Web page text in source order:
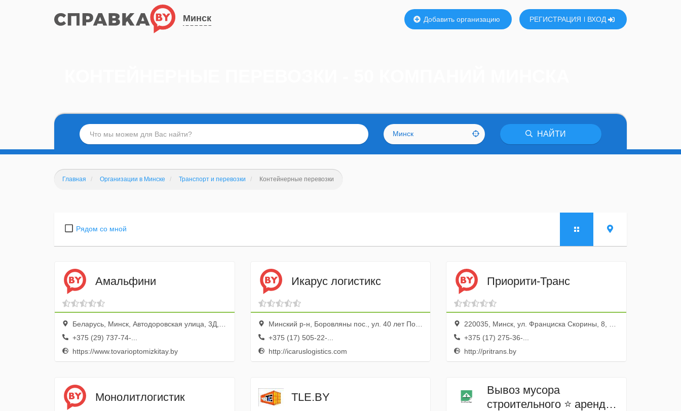
Минск Добавить организацию РЕГИСТРАЦИЯ ВХОД
Минск НАЙТИ
Главная Организации в Минске Транспорт и перевозки Контейнерные перевозки
Рядом со мной
Амальфини
Беларусь, Минск, Автодоровская улица, 3Д, оф. 29
+375 (29) 737-74-...
https://www.tovarioptomizkitay.by
Икарус логистикс
Минский р-н, Боровляны пос., ул. 40 лет Победы, 20, оф. 32
+375 (17) 505-22-...
http://icaruslogistics.com
Приорити-Транс
220035, Минск, ул. Франциска Скорины, 8, оф. 1002
+375 (17) 275-36-...
http://pritrans.by
Монолитлогистик TLE.BY
Вывоз мусора
строительного ⭐ аренда